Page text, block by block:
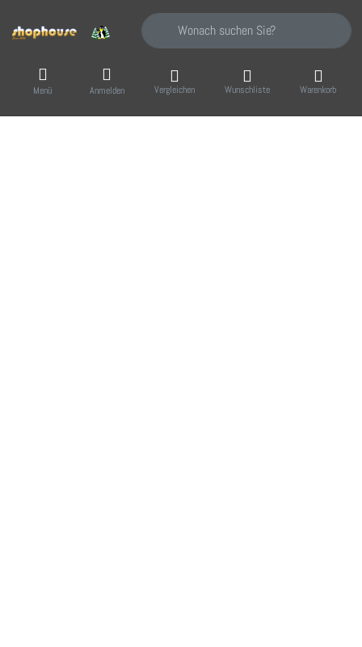
Geben Sie einen Suchbegriff ein. Während
Menü Anmelden Vergleichen Wunschliste Warenkorb